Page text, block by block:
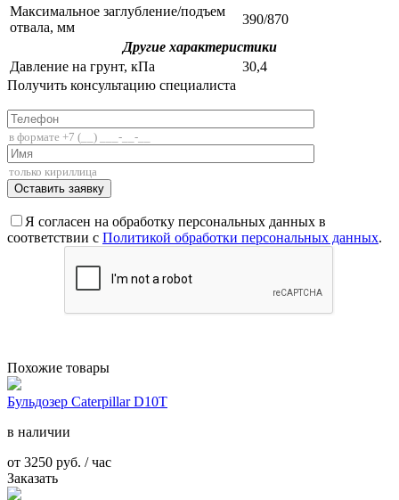
Максимальное заглубление/подъем
отвала, мм
390/870
Другие характеристики
Давление на грунт, кПа
30,4
Получить консультацию специалиста
Я согласен на обработку персональных данных в
соответствии с Политикой обработки персональных данных.
Похожие товары
Бульдозер Caterpillar D10T
в наличии
от 3250 руб. / час
Заказать